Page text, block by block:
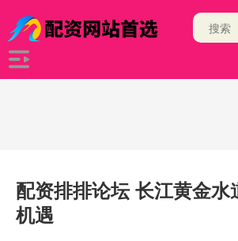
配资排排论坛 长江黄金水
机遇